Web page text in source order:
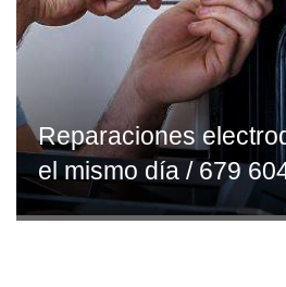
Reparaciones
el mismo día / 679